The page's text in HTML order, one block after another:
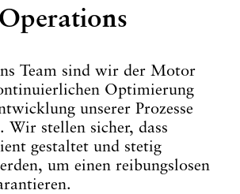
Operations
Team sind wir der Motor
Optimierung
unserer Prozesse
Wir stellen sicher, dass
gestaltet und stetig
um einen reibungslosen